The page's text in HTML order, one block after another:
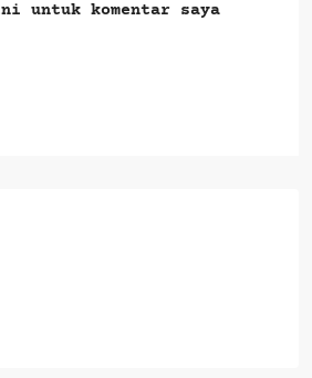
untuk komentar saya